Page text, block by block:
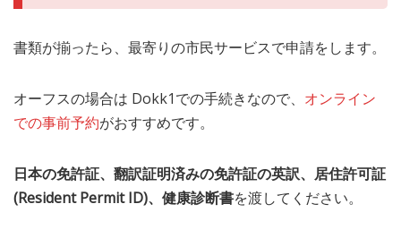
書類が揃ったら、最寄りの市民サービスで申請をします。
オーフスの場合は Dokk1での手続きなので、 オンライン
での事前予約がおすすめです。
日本の免許証、翻訳証明済みの免許証の英訳、居住許可証
(Resident Permit ID)、健康診断書を渡してください。